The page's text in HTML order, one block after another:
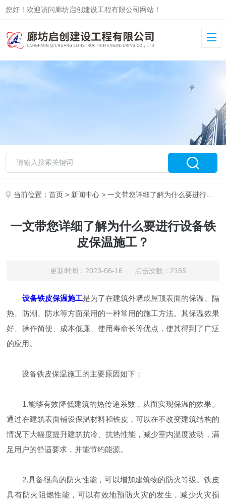
您好！欢迎访问廊坊启创建设工程有限公司网站！
当前位置：首页 > 新闻中心 > 一文带您详细了解为什么要进行设备铁皮保温施工？
一文带您详细了解为什么要进行设备铁
皮保温施工？
更新时间：2023-06-16 点击次数：2165
设备铁皮保温施工是为了在建筑外墙或屋顶表面的保温、隔
热、防潮、防水等方面采用的一种常用的施工方法。其保温效果
好、操作简便、成本低廉、使用寿命长等优点，使其得到了广泛
的应用。
设备铁皮保温施工的主要原因如下：
1.能够有效降低建筑的热传递系数，从而实现保温的效果。
通过在建筑表面铺设保温材料和铁皮，可以在不改变建筑结构的
情况下大幅度提升建筑抗冷、抗热性能，减少室内温度波动，满
足用户的舒适要求，并能节约能源。
2.具备很高的防火性能，可以增加建筑物的防火等级。铁皮
具有防火阻燃性能，可以有效地预防火灾的发生，减少火灾损